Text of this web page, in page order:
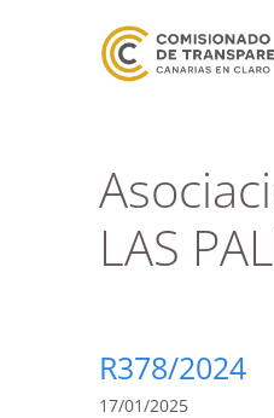
LAS
R378/2024
17/01/2025